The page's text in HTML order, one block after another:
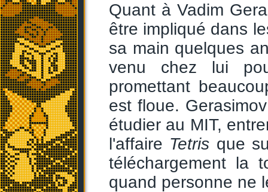
Quant à Vadim
être impliqué dans
sa main quelques
venu chez lui
promettant
est floue.
étudier au MIT,
l'affaire Tetris que
téléchargement la
quand personne ne